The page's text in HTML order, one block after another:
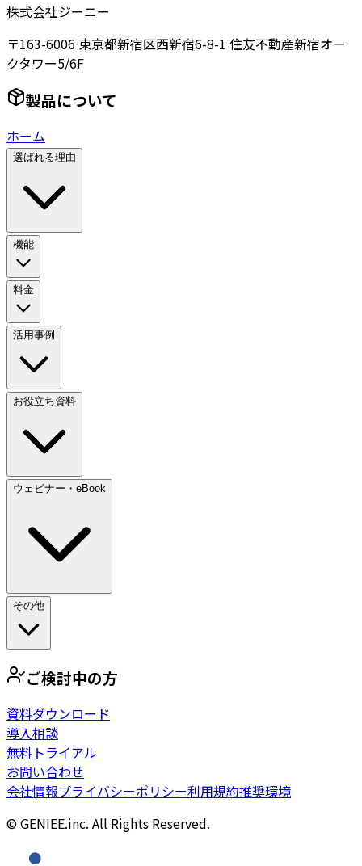
株式会社ジーニー
〒163-6006 東京都新宿区西新宿6-8-1 住友不動産新宿オー
クタワー5/6F
製品について
ホーム
選ばれる理由
機能
料金
活用事例
お役立ち資料
ウェビナー・eBook
その他
ご検討中の方
資料ダウンロード
導入相談
無料トライアル
お問い合わせ
会社情報プライバシーポリシー利用規約推奨環境
© GENIEE.inc. All Rights Reserved.